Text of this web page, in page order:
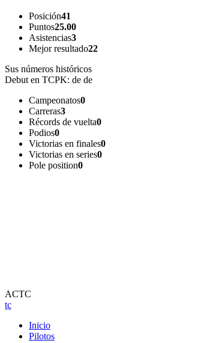
Posición41
Puntos25.00
Asistencias3
Mejor resultado22
Sus números históricos
Debut en TCPK: de de
Campeonatos0
Carreras3
Récords de vuelta0
Podios0
Victorias en finales0
Victorias en series0
Pole position0
ACTC
tc
Inicio
Pilotos